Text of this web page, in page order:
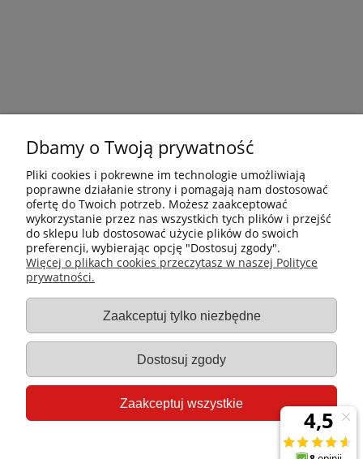
Płatności i dostawa
Gastro-Pol
Moje konto
Pomoc
Dbamy o Twoją prywatność
Pliki cookies i pokrewne im technologie umożliwiają
poprawne działanie strony i pomagają nam dostosować
ofertę do Twoich potrzeb. Możesz zaakceptować
wykorzystanie przez nas wszystkich tych plików i przejść
do sklepu lub dostosować użycie plików do swoich
preferencji, wybierając opcję "Dostosuj zgody".
Więcej o plikach cookies przeczytasz w naszej Polityce
prywatności.
Zaakceptuj tylko niezbędne
Dostosuj zgody
Zaakceptuj wszystkie